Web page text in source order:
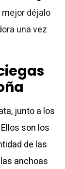
déjalo
una vez
junto a los
son los
de las
anchoas